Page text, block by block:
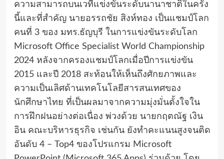
ความสามารถบนเวทีแข่งขันระดับนานาชาติในครั้ง
นี้และที่สำคัญ นายอรรถชัย สิงห์ทอง เป็นแชมป์โลก
คนที่ 3 ของ มทร.ธัญบุรี ในการแข่งขันระดับโลก
Microsoft Office Specialist World Championship
2024 หลังจากครองแชมป์โลกเมื่อปีการแข่งขัน
2015 และปี 2018 สะท้อนให้เห็นถึงศักยภาพและ
ความเป็นเลิศด้านเทคโนโลยีสารสนเทศของ
นักศึกษาไทย ที่เป็นผลมาจากความมุ่งมั่นตั้งใจใน
การฝึกฝนอย่างต่อเนื่อง พ่วงด้วย นายกฤตณัฐ เงิน
อิน คณะบริหารธุรกิจ เช่นกัน ยังทำคะแนนสูงจนติด
อันดับ 4 – Top4 ของโปรแกรม Microsoft